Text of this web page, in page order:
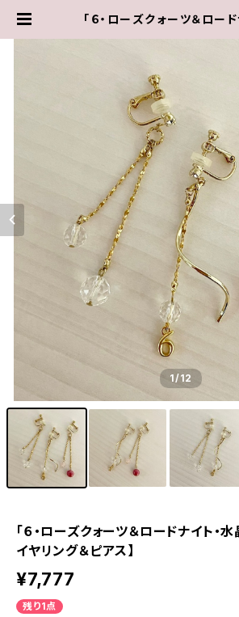
「６・ローズクォーツ＆ロード
1/12
「６・ローズクォーツ＆ロードナイト・
イヤリング＆ピアス】
¥7,777
残り1点